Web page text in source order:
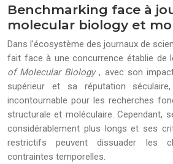
Benchmarking face à
molecular biology et
Dans l’écosystème des journaux de
fait face à une concurrence établie de
of Molecular Biology, avec son
supérieur et sa réputation
incontournable pour les recherches
structurale et moléculaire. Cependant,
considérablement plus longs et ses
restrictifs peuvent dissuader les
contraintes temporelles.